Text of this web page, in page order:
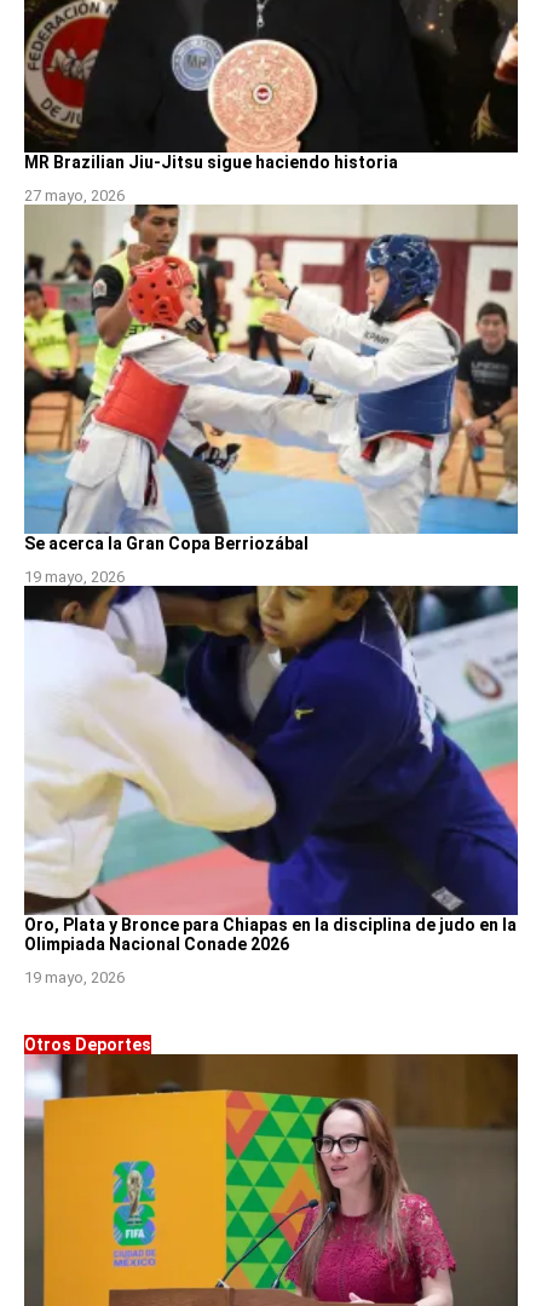
MR Brazilian Jiu-Jitsu sigue haciendo historia
27 mayo, 2026
Se acerca la Gran Copa Berriozábal
19 mayo, 2026
Oro, Plata y Bronce para Chiapas en la disciplina de judo en la
Olimpiada Nacional Conade 2026
19 mayo, 2026
Otros Deportes